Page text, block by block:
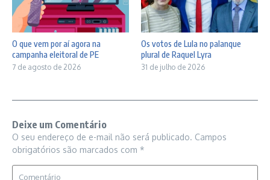
O que vem por aí agora na
campanha eleitoral de PE
7 de agosto de 2026
Os votos de Lula no palanque
plural de Raquel Lyra
31 de julho de 2026
Deixe um Comentário
O seu endereço de e-mail não será publicado. Campos
obrigatórios são marcados com *